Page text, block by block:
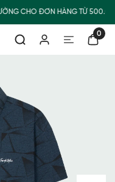
CHO ĐƠN HÀNG TỪ
0